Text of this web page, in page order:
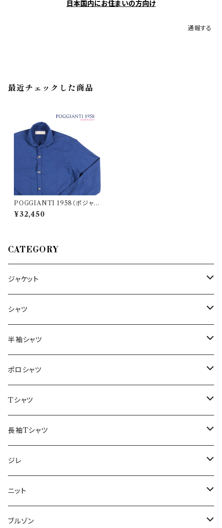
日本国内にお住まいの方向け
通報する
最近チェックした商品
POGGIANTI 1958（ポジャン
ティ 1958） 長袖シャツ PISA1
82I 23227
¥32,450
CATEGORY
ジャケット
～44/S
46/M
48/L
50/XL～
シャツ
～44/S
46/M
48/L
50/XL～
半袖シャツ
～44/S
46/M
48/L
50/XL～
ポロシャツ
～44/S
46/M
48/L
50/XL～
Tシャツ
～44/S
46/M
48/L
50/XL～
長袖Tシャツ
～44/S
46/M
48/L
ジレ
～44/S
46/M
ニット
～44/S
ブルゾン